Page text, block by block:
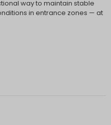
way to maintain stable
in entrance zones — at